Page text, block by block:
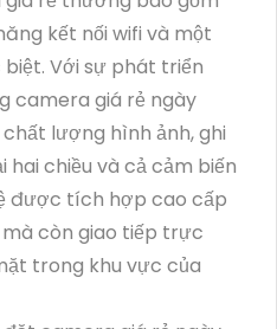
kết nối wifi và một
Với sự phát triển
camera giá rẻ ngày
lượng hình ảnh, ghi
chiều và cả cảm biến
được tích hợp cao cấp
còn giao tiếp trực
trong khu vực của